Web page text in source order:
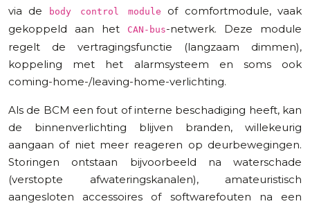
via de body control module
of comfortmodule, vaak
gekoppeld aan het
CAN-bus-netwerk. Deze module
regelt de vertragingsfunctie (langzaam dimmen),
koppeling met het alarmsysteem en soms ook
coming-home-/leaving-home-verlichting.
Als de BCM een fout of interne beschadiging heeft, kan
de binnenverlichting blijven branden, willekeurig
aangaan of niet meer reageren op deurbewegingen.
Storingen ontstaan bijvoorbeeld na waterschade
(verstopte afwateringskanalen), amateuristisch
aangesloten accessoires of softwarefouten na een